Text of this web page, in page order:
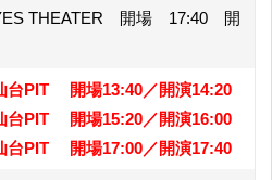
THEATER 開場 17:40 開
PIT 開場13:40／開演14:20
PIT 開場15:20／開演16:00
PIT 開場17:00／開演17:40